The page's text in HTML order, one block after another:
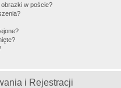
w poście?
i Rejestracji